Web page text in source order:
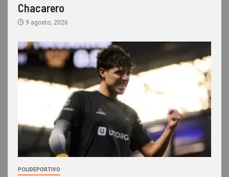
Chacarero
9 agosto, 2026
POLIDEPORTIVO